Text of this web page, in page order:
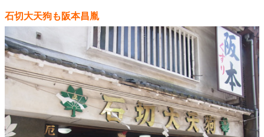
石切大天狗も阪本昌胤